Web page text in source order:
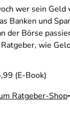
wer sein
Banken und
der Börse
wie
(E-Book)
Ratgeber-Shop